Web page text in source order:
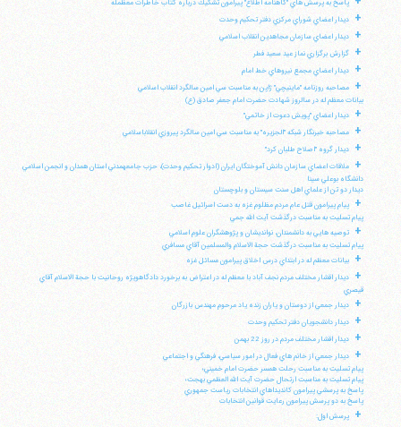
پاسخ به پرسش هاي "گاهنامه اطلاع" پيرامون تشكيك درباره كتاب خاطرات معظمله
+ ديدار اعضاي شوراي مركزي دفتر تحكيم وحدت
+ ديدار اعضاي سازمان مجاهدين انقلاب اسلامي
+ گزارش برگزاري نماز عيد سعيد فطر
+ ديدار اعضاي مجمع نيروهاي خط امام
+
مصاحبه روزنامه "ماينيچي" ژاپن به مناسبت سي امين سالگرد انقلاب اسلامي
بيانات معظم له در سالروز شهادت حضرت امام جعفر صادق (ع)
+ ديدار اعضاي "پويش دعوت از خاتمي"
+ مصاحبه خبرنگار شبكه "الجزيره" به مناسبت سي امين سالگرد پيروزي انقلاباسلامي
+ ديدار گروه "اصلاح طلبان كرد"
+
ملاقات اعضاي سازمان دانش آموختگان ايران (ادوار تحكيم وحدت)، حزب جامعهمدني استان همدان و انجمن اسلامي
دانشگاه بوعلي سينا
ديدار دو تن از علماي اهل سنت سيستان و بلوچستان
+
پيام پيرامون قتل عام مردم مظلوم غزه به دست اسرائيل غاصب
پيام تسليت به مناسبت درگذشت آيت الله جمي
+
توصيه هايي به دانشمندان، نوانديشان و پژوهشگران علوم اسلامي
پيام تسليت به مناسبت درگذشت حجة الاسلام والمسلمين آقاي مسافري
+ بيانات معظم له در ابتداي درس اخلاق پيرامون مسائل غزه
+
ديدار اقشار مختلف مردم نجف آباد با معظم له در اعتراض به برخورد دادگاهويژه روحانيت با حجة الاسلام آقاي
قيصري
+ ديدار جمعي از دوستان و ياران زنده ياد مرحوم مهندس بازرگان
+ ديدار دانشجويان دفتر تحكيم وحدت
+ ديدار اقشار مختلف مردم در روز 22 بهمن
+
ديدار جمعي از خانم هاي فعال در امور سياسي، فرهنگي و اجتماعي
پيام تسليت به مناسبت رحلت همسر حضرت امام خميني؛
پيام تسليت به مناسبت ارتحال حضرت آيت الله العظمي بهجت؛
پاسخ به پرسشي پيرامون كانديداهاي انتخابات رياست جمهوري
پاسخ به دو پرسش پيرامون رعايت قوانين انتخابات
+ پرسش اول: